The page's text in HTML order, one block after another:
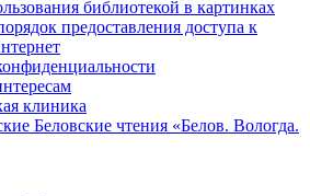
библиотекой в картинках
предоставления доступа к
клиника
Беловские чтения «Белов. Вологда.